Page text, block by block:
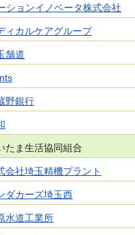
ションイノベータ株式会社
ィカルケアグループ
舗道
野銀行
たま生活協同組合
会社埼玉精機プラント
ダカーズ埼玉西
水道工業所